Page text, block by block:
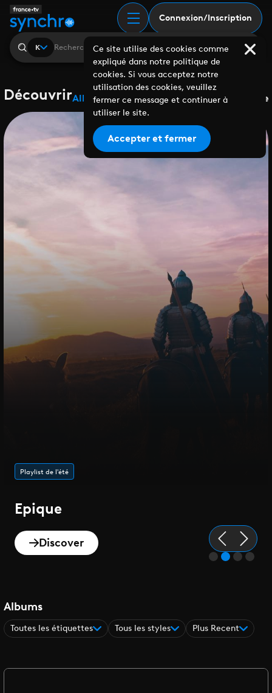
Connexion/Inscription
K
DécouvrirAlbumsPlaylistsCollaborationsLabels Genre
Playlist de l'été
Epique
Discover
Albums
Toutes les étiquettes Tous les styles Plus Recent
Ce site utilise des cookies comme
expliqué dans notre politique de
cookies. Si vous acceptez notre
utilisation des cookies, veuillez
fermer ce message et continuer à
utiliser le site.
Accepter et fermer